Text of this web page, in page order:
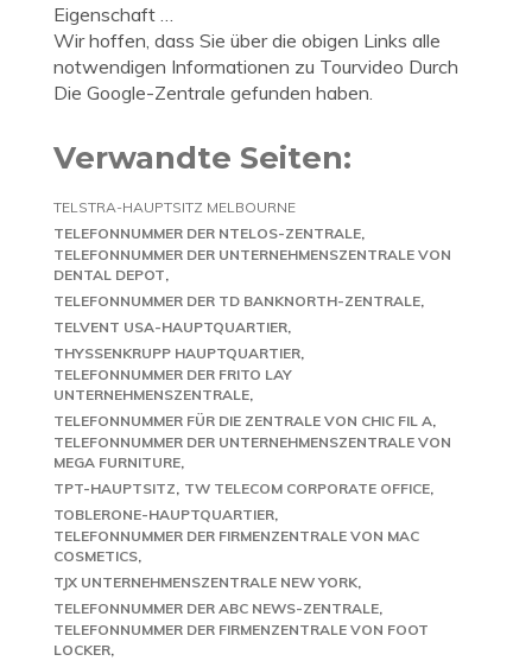
Eigenschaft …
Wir hoffen, dass Sie über die obigen Links alle
notwendigen Informationen zu Tourvideo Durch
Die Google-Zentrale gefunden haben.
Verwandte Seiten:
TELSTRA-HAUPTSITZ MELBOURNE
TELEFONNUMMER DER NTELOS-ZENTRALE
TELEFONNUMMER DER UNTERNEHMENSZENTRALE VON
DENTAL DEPOT
TELEFONNUMMER DER TD BANKNORTH-ZENTRALE
TELVENT USA-HAUPTQUARTIER
THYSSENKRUPP HAUPTQUARTIER
TELEFONNUMMER DER FRITO LAY
UNTERNEHMENSZENTRALE
TELEFONNUMMER FÜR DIE ZENTRALE VON CHIC FIL A
TELEFONNUMMER DER UNTERNEHMENSZENTRALE VON
MEGA FURNITURE
TPT-HAUPTSITZ TW TELECOM CORPORATE OFFICE
TOBLERONE-HAUPTQUARTIER
TELEFONNUMMER DER FIRMENZENTRALE VON MAC
COSMETICS
TJX UNTERNEHMENSZENTRALE NEW YORK
TELEFONNUMMER DER ABC NEWS-ZENTRALE
TELEFONNUMMER DER FIRMENZENTRALE VON FOOT
LOCKER